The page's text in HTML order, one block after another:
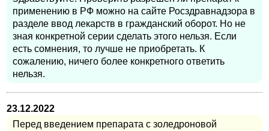
применению в РФ можно на сайте Росздравнадзора в
разделе ввод лекарств в гражданский оборот. Но не
зная конкретной серии сделать этого нельзя. Если
есть сомнения, то лучше не приобретать. К
сожалению, ничего более конкретного ответить
нельзя.
23.12.2022
Перед введением препарата с золедроновой